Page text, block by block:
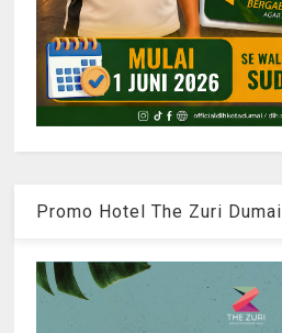
Promo Hotel The Zuri Dumai